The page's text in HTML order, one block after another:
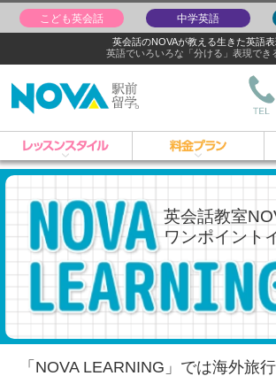
英会話のNOVAが教える生きた英語表
英語でいろいろな「分ける」表現でき
こども英会話 中学英語
英会話教室
ワンポイント
「NOVA LEARNING」では海外旅